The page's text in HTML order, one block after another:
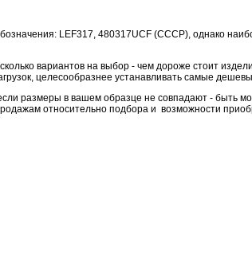
LEF317, 480317UCF (СССР), однако
вариантов на выбор - чем дороже стоит
целесообразнее устанавливать самые
размеры в вашем образце не совпадают - быть
относительно подбора и возможности